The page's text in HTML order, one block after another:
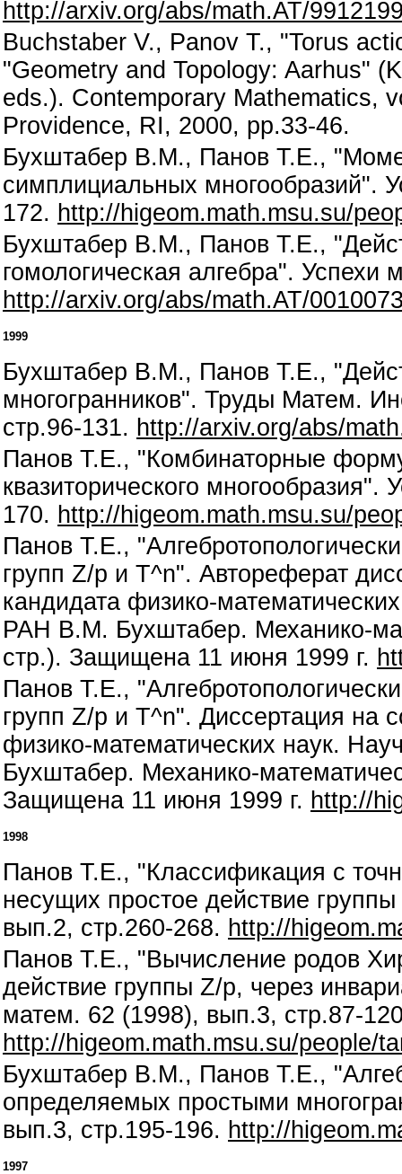
http://arxiv.org/abs/math.AT/
Buchstaber V., Panov T., "Torus
"Geometry and Topology: Aarhus"
eds.). Contemporary Mathematics,
Providence, RI, 2000, pp.33-46.
Бухштабер В.М., Панов Т.Е.,
симплициальных многообразий".
172. http://higeom.math.msu.su/
Бухштабер В.М., Панов Т.Е.,
гомологическая алгебра". Успехи
http://arxiv.org/abs/math.AT/
1999
Бухштабер В.М., Панов Т.Е.,
многогранников". Труды Матем.
стр.96-131. http://arxiv.org/abs/
Панов Т.Е., "Комбинаторные
квазиторического
170. http://higeom.math.msu.su/
Панов Т.Е.,
групп Z/p и T^n". Автореферат
кандидата физико-
РАН В.М. Бухштабер. Механико-
стр.). Защищена 11 июня 1999 г.
Панов Т.Е.,
групп Z/p и T^n". Диссертация на
физико-математических наук.
Бухштабер. Механико-
Защищена 11 июня 1999 г. http://
1998
Панов Т.Е., "Классификация с
несущих простое действие
вып.2, стр.260-268. http://
Панов Т.Е., "Вычисление родов
действие группы Z/p, через
матем. 62 (1998), вып.3, стр.87-
http://higeom.math.msu.su/people/
Бухштабер В.М., Панов Т.Е.,
определяемых простыми
вып.3, стр.195-196. http://
1997